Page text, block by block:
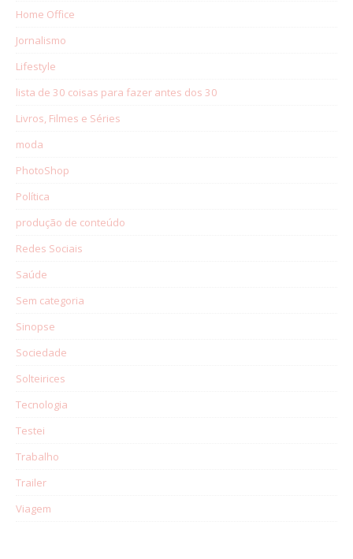
Home Office
Jornalismo
Lifestyle
lista de 30 coisas para fazer antes dos 30
Livros, Filmes e Séries
moda
PhotoShop
Política
produção de conteúdo
Redes Sociais
Saúde
Sem categoria
Sinopse
Sociedade
Solteirices
Tecnologia
Testei
Trabalho
Trailer
Viagem